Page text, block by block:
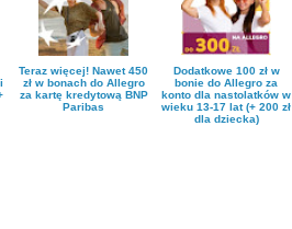
Teraz więcej! Nawet 450
zł w bonach do Allegro
za kartę kredytową BNP
Paribas
Dodatkowe 100 zł w
bonie do Allegro za
konto dla nastolatków w
wieku 13-17 lat (+ 200 zł
dla dziecka)